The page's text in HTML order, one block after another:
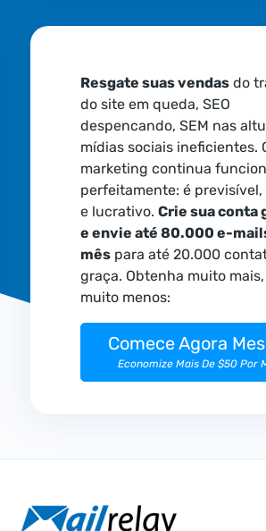
Resgate suas vendasdo
do site em queda, SEO
despencando, SEM nas
mídias sociais ineficientes.
marketing continua
perfeitamente: é previsível,
e lucrativo. Crie sua conta
e envie até 80.000 e-
mêspara até 20.000
graça. Obtenha muito
muito menos:
Comece Agora
Economize Mais De $50 Por